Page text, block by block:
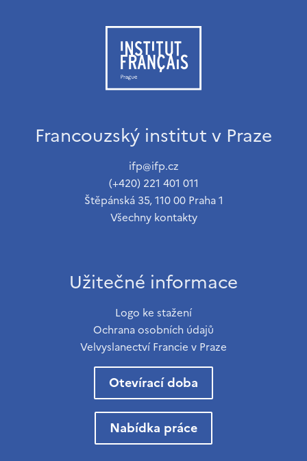
Francouzský institut v Praze
ifp@ifp.cz
(+420) 221 401 011
Štěpánská 35, 110 00 Praha 1
Všechny kontakty
Užitečné informace
Logo ke stažení
Ochrana osobních údajů
Velvyslanectví Francie v Praze
Otevírací doba
Nabídka práce